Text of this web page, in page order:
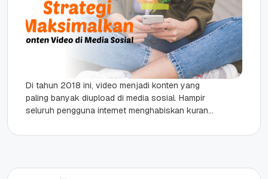
Di tahun 2018 ini, video menjadi konten yang
paling banyak diupload di media sosial. Hampir
seluruh pengguna internet menghabiskan kurang